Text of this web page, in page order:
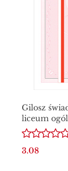
Gilosz
liceum
3.08